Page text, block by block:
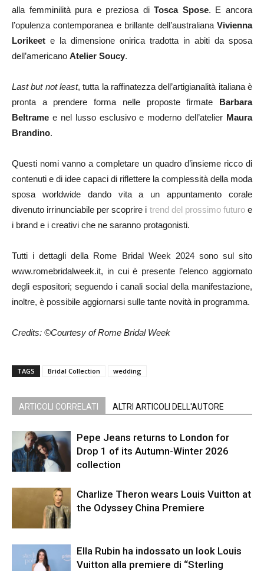
alla femminilità pura e preziosa diTosca Spose. E ancora
l’opulenza contemporanea e brillante dell’australiana Vivienna
Lorikeet e la dimensione onirica tradotta in abiti da sposa
dell’americano Atelier Soucy.
Last but not least, tutta la raffinatezza dell’artigianalità italiana è
pronta a prendere forma nelle proposte firmate Barbara
Beltrame e nel lusso esclusivo e moderno dell’atelier Maura
Brandino.
Questi nomi vanno a completare un quadro d’insieme ricco di
contenuti e di idee capaci di riflettere la complessità della moda
sposa worldwide dando vita a un appuntamento corale
divenuto irrinunciabile per scoprire i trend del prossimo futuroe
i brand e i creativi che ne saranno protagonisti.
Tutti i dettagli della Rome Bridal Week 2024 sono sul sito
www.romebridalweek.it, in cui è presente l’elenco aggiornato
degli espositori; seguendo i canali social della manifestazione,
inoltre, è possibile aggiornarsi sulle tante novità in programma.
Credits: ©Courtesy of Rome Bridal Week
TAGS Bridal Collection wedding
ARTICOLI CORRELATI ALTRI ARTICOLI DELL'AUTORE
Pepe Jeans returns to London for
Drop 1 of its Autumn-Winter 2026
collection
Charlize Theron wears Louis Vuitton at
the Odyssey China Premiere
Ella Rubin ha indossato un look Louis
Vuitton alla premiere di “Sterling